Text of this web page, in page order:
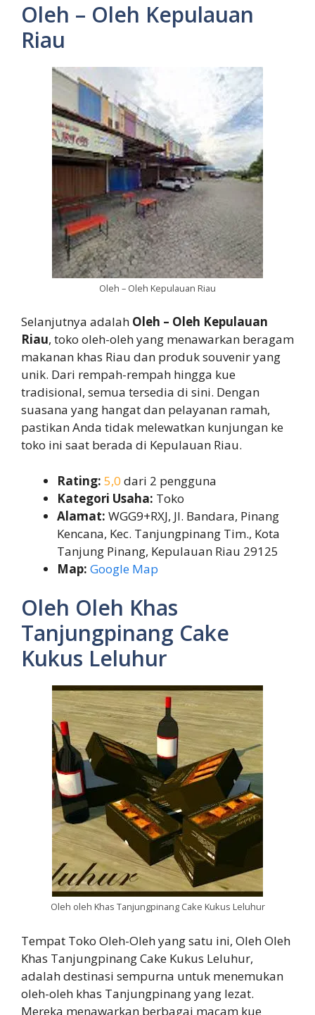
Oleh – Oleh Kepulauan
Riau
Oleh – Oleh Kepulauan Riau
Selanjutnya adalah Oleh – Oleh Kepulauan
Riau, toko oleh-oleh yang menawarkan beragam
makanan khas Riau dan produk souvenir yang
unik. Dari rempah-rempah hingga kue
tradisional, semua tersedia di sini. Dengan
suasana yang hangat dan pelayanan ramah,
pastikan Anda tidak melewatkan kunjungan ke
toko ini saat berada di Kepulauan Riau.
Rating: 5,0 dari 2 pengguna
Kategori Usaha: Toko
Alamat: WGG9+RXJ, Jl. Bandara, Pinang
Kencana, Kec. Tanjungpinang Tim., Kota
Tanjung Pinang, Kepulauan Riau 29125
Map: Google Map
Oleh Oleh Khas
Tanjungpinang Cake
Kukus Leluhur
Oleh oleh Khas Tanjungpinang Cake Kukus Leluhur
Tempat Toko Oleh-Oleh yang satu ini, Oleh Oleh
Khas Tanjungpinang Cake Kukus Leluhur,
adalah destinasi sempurna untuk menemukan
oleh-oleh khas Tanjungpinang yang lezat.
Mereka menawarkan berbagai macam kue